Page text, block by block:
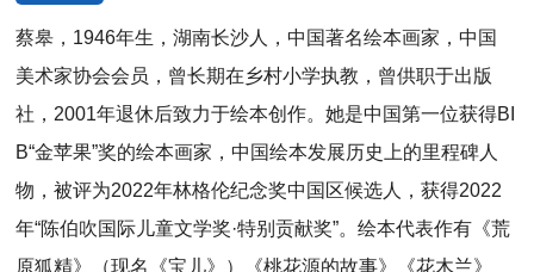
蔡皋，1946年生，湖南长沙人，中国著名绘本画家，中国
美术家协会会员，曾长期在乡村小学执教，曾供职于出版
社，2001年退休后致力于绘本创作。她是中国第一位获得BI
B“金苹果”奖的绘本画家，中国绘本发展历史上的里程碑人
物，被评为2022年林格伦纪念奖中国区候选人，获得2022
年“陈伯吹国际儿童文学奖·特别贡献奖”。绘本代表作有《荒
原狐精》（现名《宝儿》）《桃花源的故事》《花木兰》